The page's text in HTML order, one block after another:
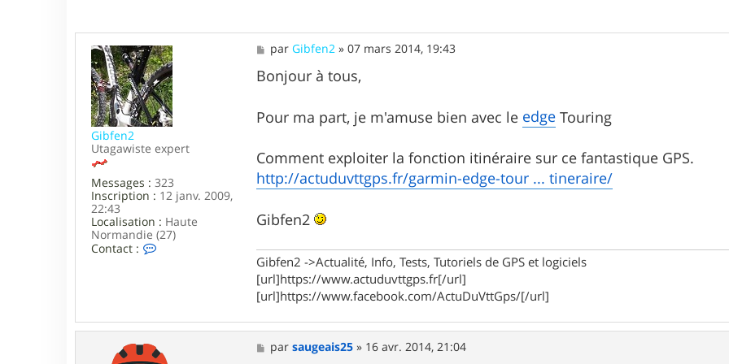
Gibfen2
Utagawiste expert
Messages : 323
Inscription : 12 janv. 2009,
22:43
Localisation : Haute
Normandie (27)
Contact :
t
r
M
e
s
s
g
e
parGibfen2 »07 mars 2014, 19:43
Bonjour à tous,
Pour ma part, je m'amuse bien avec le edge Touring
Comment exploiter la fonction itinéraire sur ce fantastique GPS.
http://actuduvttgps.fr/garmin-edge-tour ... tineraire/
Gibfen2
Gibfen2 ->Actualité, Info, Tests, Tutoriels de GPS et logiciels
[url]https://www.actuduvttgps.fr[/url]
[url]https://www.facebook.com/ActuDuVttGps/[/url]
M
e
parsaugeais25 » 16 avr. 2014, 21:04